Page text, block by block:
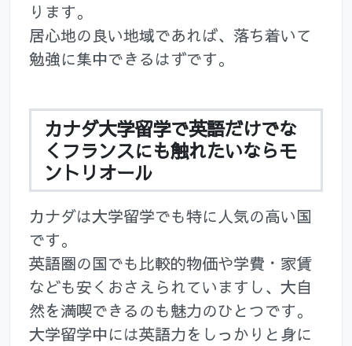
ります。
居心地の良い地域であれば、落ち着いて
勉強に集中できるはずです。
カナダ大学留学で英語だけでな
くフランスにも触れたいならモ
ントリオール
カナダは大学留学でも特に人気の高い国
です。
英語圏の国でも比較的物価や学費・家賃
なども安くおさえられていますし、大自
然を満喫できるのも魅力のひとつです。
大学留学中には英語力をしっかりと身に